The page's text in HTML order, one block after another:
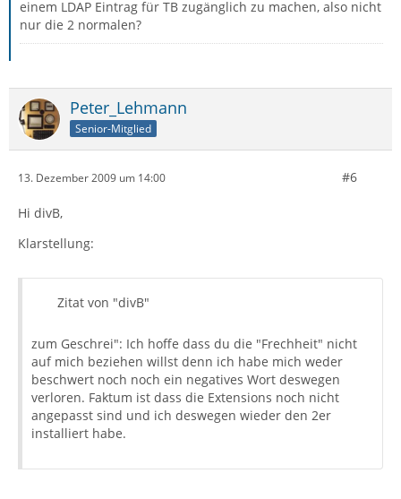
einem LDAP Eintrag für TB zugänglich zu machen, also nicht
nur die 2 normalen?
Peter_Lehmann
Senior-Mitglied
13. Dezember 2009 um 14:00 #6
Hi divB,
Klarstellung:
Zitat von "divB"
zum Geschrei": Ich hoffe dass du die "Frechheit" nicht
auf mich beziehen willst denn ich habe mich weder
beschwert noch noch ein negatives Wort deswegen
verloren. Faktum ist dass die Extensions noch nicht
angepasst sind und ich deswegen wieder den 2er
installiert habe.